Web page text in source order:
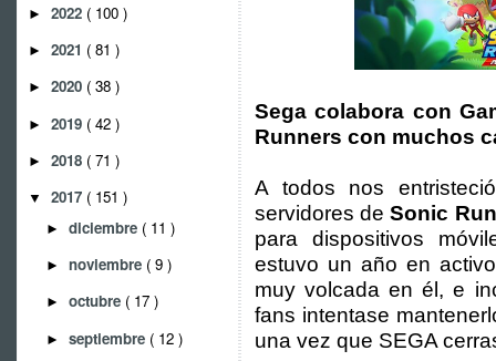
► 2022 ( 100 )
► 2021 ( 81 )
► 2020 ( 38 )
► 2019 ( 42 )
► 2018 ( 71 )
▼ 2017 ( 151 )
► diciembre ( 11 )
► noviembre ( 9 )
► octubre ( 17 )
► septiembre ( 12 )
Sega colabora con
Runners con muchos
A todos nos
servidores deSonic
para dispositivos
estuvo un año en
muy volcada en él, e
fans intentase
una vez que SEGA